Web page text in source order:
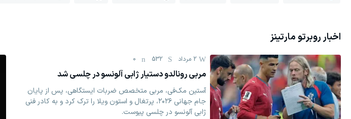
اخبارروبرتو مارتینز
2 مرداد 532
0
مربی رونالدو دستیار ژابی آلونسو در چلسی شد
آستین مک‌فی، مربی متخصص ضربات ایستگاهی، پس از پایان
جام جهانی ۲۰۲۶، پرتغال و استون ویلا را ترک کرد و به کادر فنی
ژابی آلونسو در چلسی پیوست.